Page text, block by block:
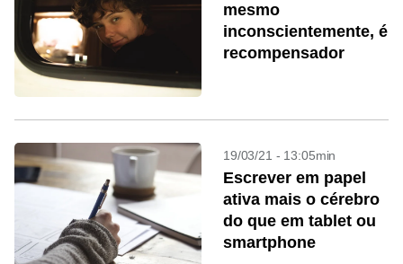
mesmo
inconscientemente, é
recompensador
19/03/21 - 13:05min
Escrever em papel
ativa mais o cérebro
do que em tablet ou
smartphone